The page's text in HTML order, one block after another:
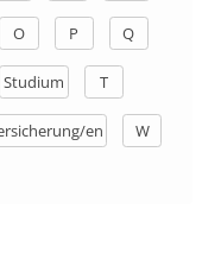
O P Q
Studium T
en W